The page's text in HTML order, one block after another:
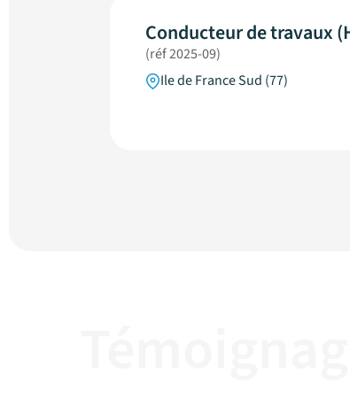
Conducteur de travaux
(réf 2025-09)
Ile de France Sud (77)